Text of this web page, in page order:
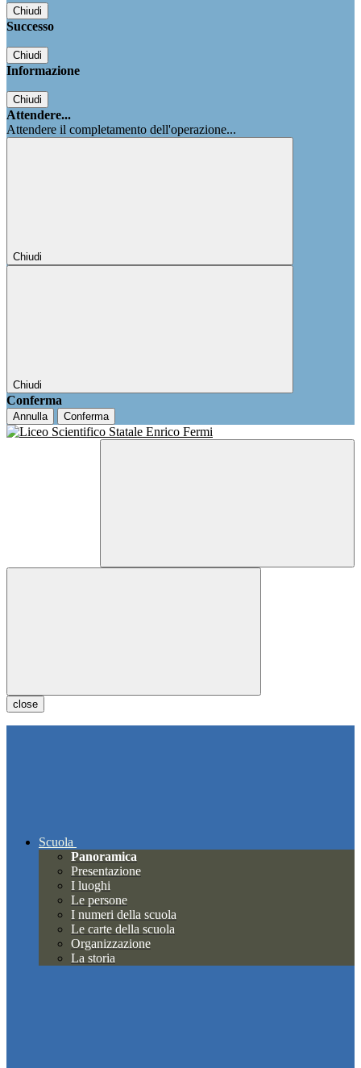
Chiudi
Successo
Chiudi
Informazione
Chiudi
Attendere...
Attendere il completamento dell'operazione...
Chiudi
Chiudi
Conferma
Annulla Conferma
close
Scuola
Panoramica
Presentazione
I luoghi
Le persone
I numeri della scuola
Le carte della scuola
Organizzazione
La storia